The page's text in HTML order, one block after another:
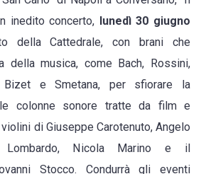
inedito concerto, lunedì 30 giugno
della Cattedrale, con brani che
della musica, come Bach, Rossini,
Bizet e Smetana, per sfiorare la
colonne sonore tratte da film e
di Giuseppe Carotenuto, Angelo
Lombardo, Nicola Marino e il
Stocco. Condurrà gli eventi